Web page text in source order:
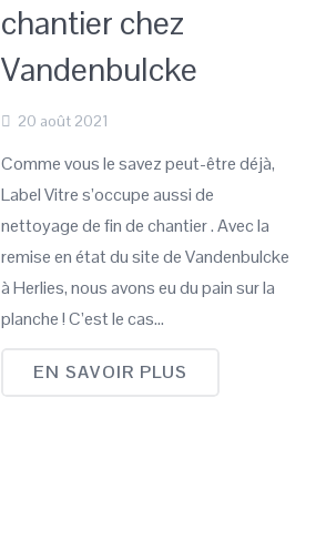
chantier chez
Vandenbulcke
20 août 2021
Comme vous le savez peut-être déjà,
Label Vitre s’occupe aussi de
nettoyage de fin de chantier . Avec la
remise en état du site de Vandenbulcke
à Herlies, nous avons eu du pain sur la
planche ! C’est le cas…
EN SAVOIR PLUS